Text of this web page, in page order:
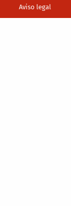
Aviso legal